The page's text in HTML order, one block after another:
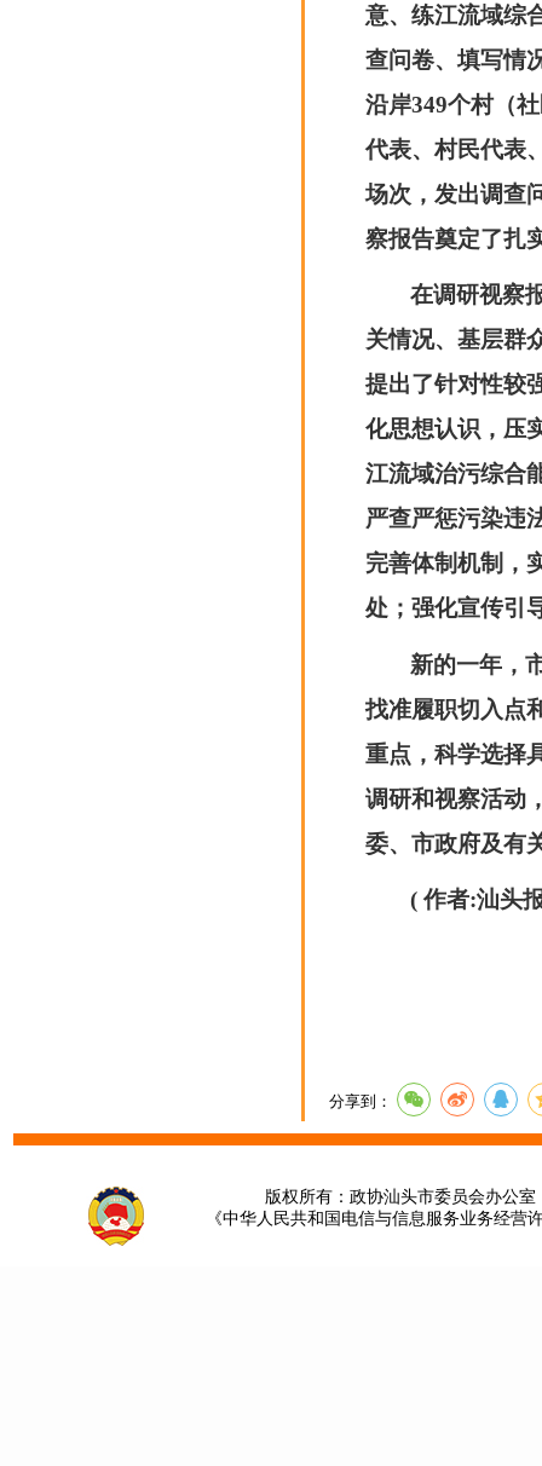
意、练江流域综
查问卷、填写情
沿岸349个村（
代表、村民代表
场次，发出调查
察报告奠定了扎
在调研视察
关情况、基层群
提出了针对性较
化思想认识，压
江流域治污综合
严查严惩污染违
完善体制机制，
处；强化宣传引
新的一年，
找准履职切入点
重点，科学选择
调研和视察活动
委、市政府及有
( 作者:汕头
分享到：
版权所有：政协汕头市委员会办公
《中华人民共和国电信与信息服务业务经营